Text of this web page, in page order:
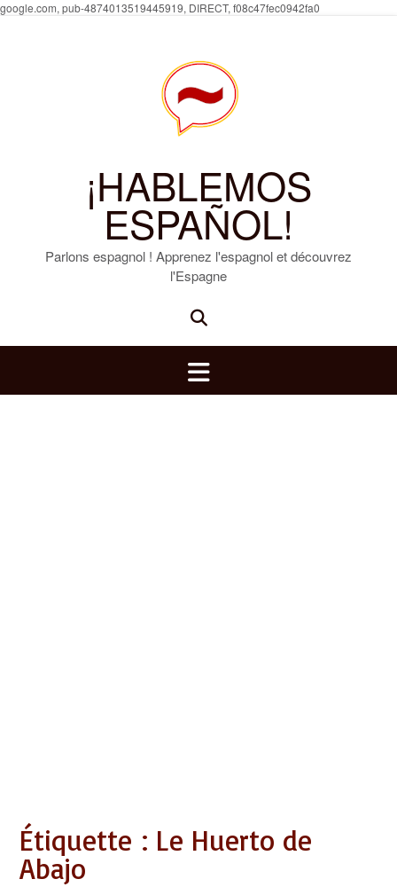
google.com, pub-4874013519445919, DIRECT, f08c47fec0942fa0
¡HABLEMOS
ESPAÑOL!
Parlons espagnol ! Apprenez l'espagnol et découvrez
l'Espagne
Étiquette : Le Huerto de
Abajo